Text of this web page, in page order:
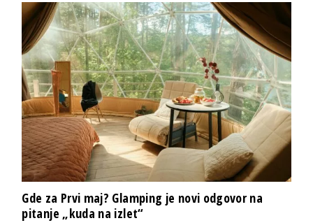
Gde za Prvi maj? Glamping je novi odgovor na
pitanje „kuda na izlet“